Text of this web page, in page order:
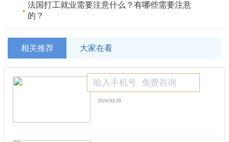
法国打工就业需要注意什么？有哪些需要注意
的？
相关推荐 大家在看
赚翻了！马来西亚高薪专业一览！
2024-03-29